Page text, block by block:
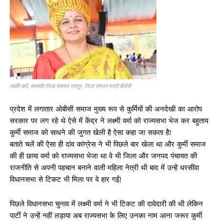
स्वाति वर्मा, सभापति जिला पंचायत रायपुर, जिला संगठन मंत्री बीजेपी
प्रदेश में लगातार ओबीसी समाज मुख्य रूप से कुर्मियों की अनदेखी का आरोप
सरकार पर लग रहे थे ऐसे में केंद्र ने लक्ष्मी वर्मा को राज्यसभा भेज कर बहुताय
कुर्मी समाज को साधने की जुगत खेली है ऐसा कहा जा सकता है!
बताते चलें की ऐसा ही दांव कांग्रेस ने भी पिछले बार खेला था और कुर्मी समाज
की ही छाया वर्मा को राज्यसभा भेजा था वे भी जिला और जनपद पंचायत की
राजनीति से अपनी पहचान बनाने वाली महिला नेत्री थी बाद में उन्हें धरसींवा
विधानसभा से टिकट भी मिला पर वे हार गईं!
पिछले विधानसभा चुनाव में लक्ष्मी वर्मा ने भी टिकट की दावेदारी की थी लेकिन
पार्टी ने उन्हें नहीं लड़ाया अब राज्यसभा के लिए उनका नाम आना जरूर कुर्मी